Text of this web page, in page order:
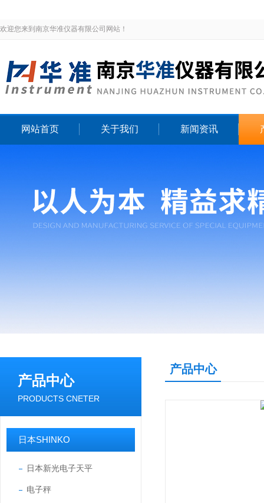
欢迎您来到南京华准仪器有限公司网站！
网站首页 关于我们 新闻资讯
产品中心
PRODUCTS CNETER
日本SHINKO
日本新光电子天平
电子秤
产品中心